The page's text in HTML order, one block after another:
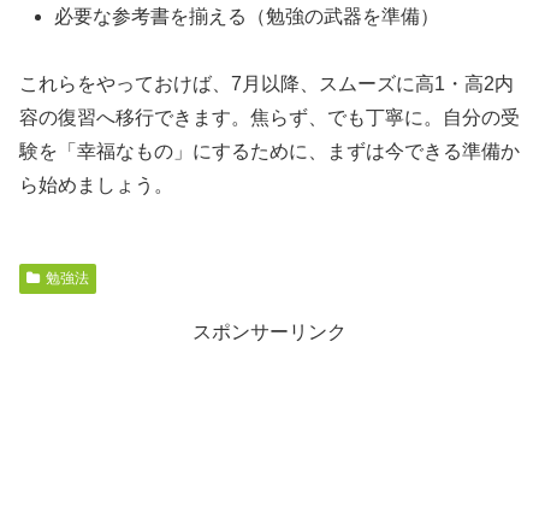
必要な参考書を揃える（勉強の武器を準備）
これらをやっておけば、7月以降、スムーズに高1・高2内
容の復習へ移行できます。焦らず、でも丁寧に。自分の受
験を「幸福なもの」にするために、まずは今できる準備か
ら始めましょう。
勉強法
スポンサーリンク